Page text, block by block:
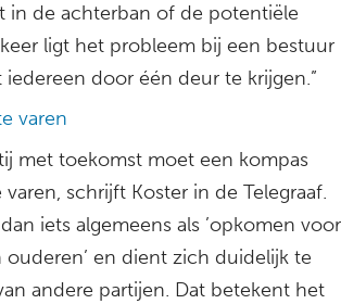
in de achterban of de potentiële
ligt het probleem bij een bestuur
door één deur te krijgen.”
varen
met toekomst moet een kompas
schrijft Koster in de Telegraaf.
iets algemeens als ’opkomen voor
ouderen’ en dient zich duidelijk te
andere partijen. Dat betekent het